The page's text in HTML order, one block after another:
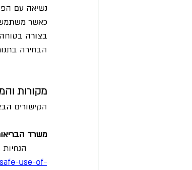
נשיאה עם
כאשר
בצורה
הבחירה
מקורות
הקישורים
משרד
use-of-